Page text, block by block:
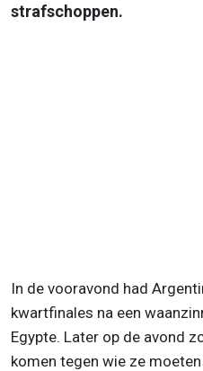
strafschoppen.
In de vooravond had
kwartfinales na een
Egypte. Later op de avond
komen tegen wie ze